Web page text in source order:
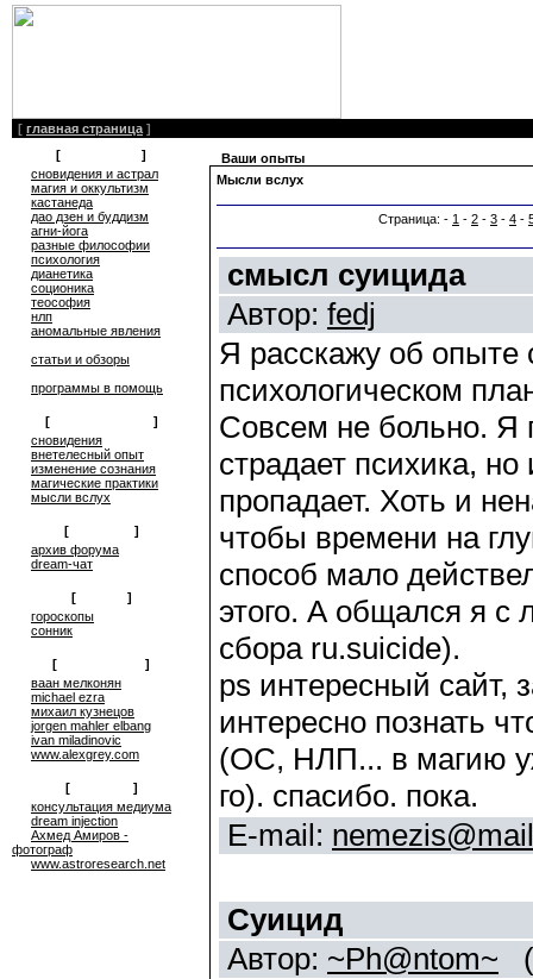
[ главная страница ]
[
]
сновидения и астрал
магия и оккультизм
кастанеда
дао дзен и буддизм
агни-йога
разные философии
психология
дианетика
соционика
теософия
нлп
аномальные явления
статьи и обзоры
программы в помощь
[
]
cновидения
внетелесный опыт
изменение сознания
магические практики
мысли вслух
[
]
архив форума
dream-чат
[
]
гороскопы
сонник
[
]
ваан мелконян
michael ezra
михаил кузнецов
jorgen mahler elbang
ivan miladinovic
www.alexgrey.com
[
]
консультация медиума
dream injection
Ахмед Амиров -
фотограф
www.astroresearch.net
Ваши опыты
Мысли вслух
Страница: - 1 - 2 - 3 - 4 -
смысл суицида
Автор: fedj
Я расскажу об опыте
психологическом
Совсем не больно. Я
страдает психика,
пропадает. Хоть и
чтобы времени на
способ мало
этого. А общался я с
сбора ru.suicide).
ps интересный сайт,
интересно познать
(ОС, НЛП... в магию
го). спасибо. пока.
E-mail:
Суицид
Автор: ~Ph@ntom~